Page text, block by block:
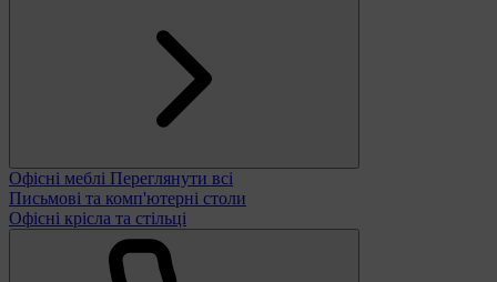
Офісні меблі Переглянути всі
Письмові та комп'ютерні столи
Офісні крісла та стільці